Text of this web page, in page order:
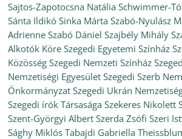
Sajtos-Zapotocsna Natália Schwimmer-
Sánta Ildikó Sinka Márta Szabó-Nyulász
Adrienne Szabó Dániel Szajbély Mihály
Alkotók Köre Szegedi Egyetemi Színház
Közösség Szegedi Nemzeti Színház
Nemzetiségi Egyesület Szegedi Szerb
Önkormányzat Szegedi Ukrán
Szegedi írók Társasága Szekeres Nikolett
Szent-Györgyi Albert Szerda Zsófi Szeri
Sághy Miklós Tabajdi Gabriella